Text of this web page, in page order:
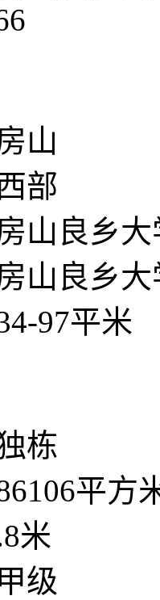
山
部
山良乡
山良乡
97平米
栋
平方
米
甲级